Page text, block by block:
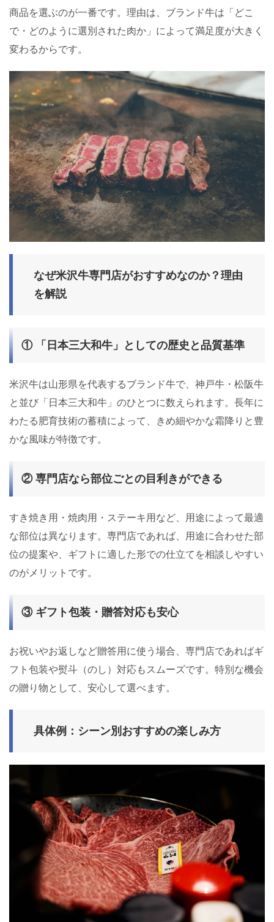
商品を選ぶのが一番です。理由は、ブランド牛は「どこ
で・どのように選別された肉か」によって満足度が大きく
変わるからです。
なぜ米沢牛専門店がおすすめなのか？理由
を解説
① 「日本三大和牛」としての歴史と品質基準
米沢牛は山形県を代表するブランド牛で、神戸牛・松阪牛
と並び「日本三大和牛」のひとつに数えられます。長年に
わたる肥育技術の蓄積によって、きめ細やかな霜降りと豊
かな風味が特徴です。
② 専門店なら部位ごとの目利きができる
すき焼き用・焼肉用・ステーキ用など、用途によって最適
な部位は異なります。専門店であれば、用途に合わせた部
位の提案や、ギフトに適した形での仕立てを相談しやすい
のがメリットです。
③ ギフト包装・贈答対応も安心
お祝いやお返しなど贈答用に使う場合、専門店であればギ
フト包装や熨斗（のし）対応もスムーズです。特別な機会
の贈り物として、安心して選べます。
具体例：シーン別おすすめの楽しみ方